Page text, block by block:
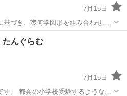
7月15日
づき、幾何学図形を組み合わせて
ブランド: Ludattica -
年齢: 3歳以...
もちゃ
たんぐらむ
7月15日
。 都会の小学校受験するような子